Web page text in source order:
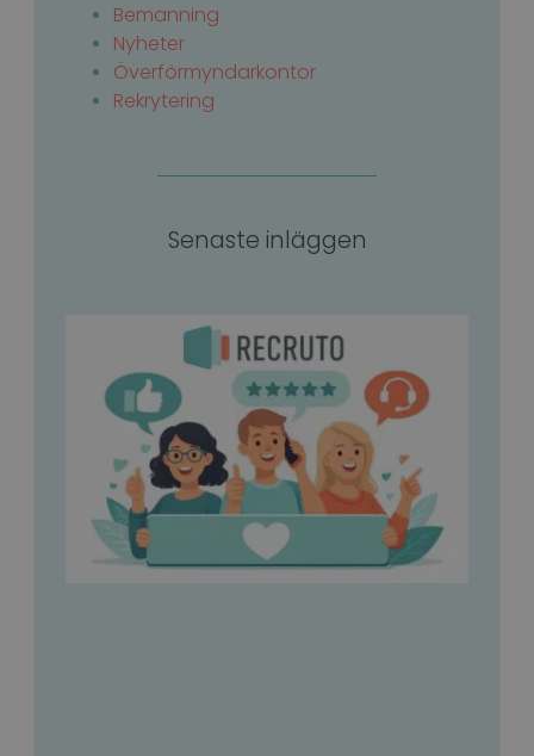
Bemanning
Nyheter
Överförmyndarkontor
Rekrytering
Senaste inläggen